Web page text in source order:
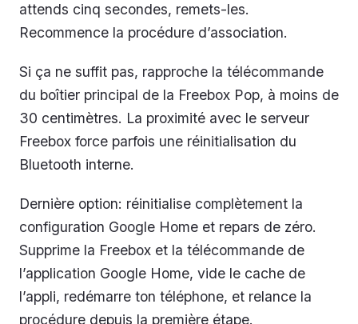
attends cinq secondes, remets-les.
Recommence la procédure d’association.
Si ça ne suffit pas, rapproche la télécommande
du boîtier principal de la Freebox Pop, à moins de
30 centimètres. La proximité avec le serveur
Freebox force parfois une réinitialisation du
Bluetooth interne.
Dernière option: réinitialise complètement la
configuration Google Home et repars de zéro.
Supprime la Freebox et la télécommande de
l’application Google Home, vide le cache de
l’appli, redémarre ton téléphone, et relance la
procédure depuis la première étape.